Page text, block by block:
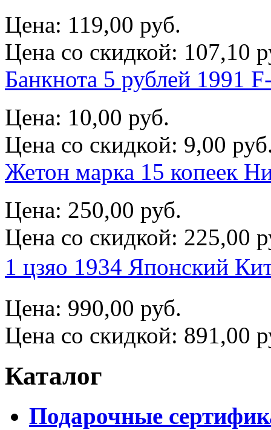
Цена: 119,00 руб.
Цена со скидкой: 107,10
Банкнота 5 рублей 1991
Цена: 10,00 руб.
Цена со скидкой: 9,00
Жетон марка 15 копеек
Цена: 250,00 руб.
Цена со скидкой: 225,00
1 цзяо 1934 Японский
Цена: 990,00 руб.
Цена со скидкой: 891,00
Каталог
Подарочные